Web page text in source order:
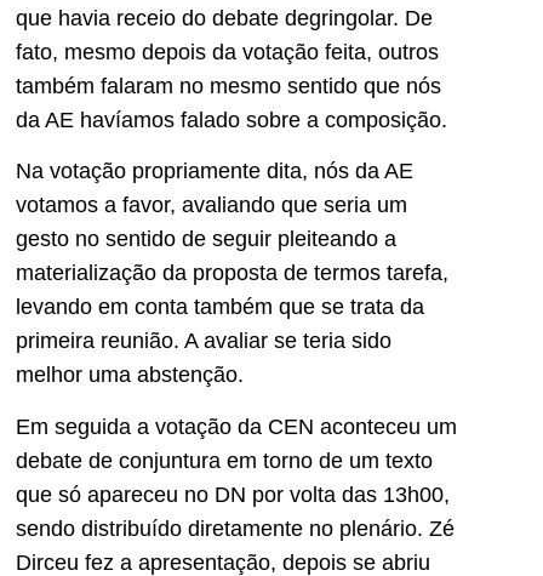
que havia receio do debate degringolar. De
fato, mesmo depois da votação feita, outros
também falaram no mesmo sentido que nós
da AE havíamos falado sobre a composição.
Na votação propriamente dita, nós da AE
votamos a favor, avaliando que seria um
gesto no sentido de seguir pleiteando a
materialização da proposta de termos tarefa,
levando em conta também que se trata da
primeira reunião. A avaliar se teria sido
melhor uma abstenção.
Em seguida a votação da CEN aconteceu um
debate de conjuntura em torno de um texto
que só apareceu no DN por volta das 13h00,
sendo distribuído diretamente no plenário. Zé
Dirceu fez a apresentação, depois se abriu